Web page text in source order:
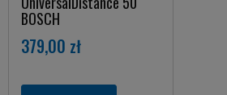
BOSCH
379,00 zł